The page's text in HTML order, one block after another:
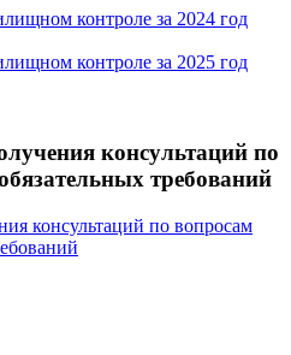
контроле за 2024 год
контроле за 2025 год
консультаций по
требований
консультаций по вопросам